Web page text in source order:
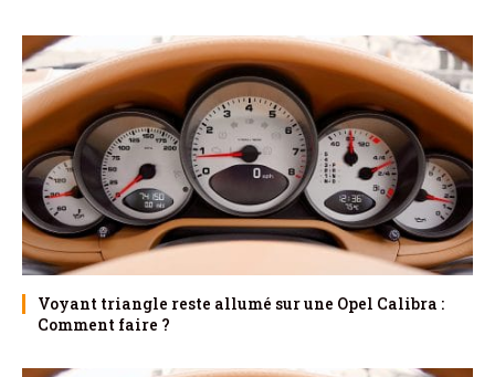
Voyant triangle reste allumé sur une Opel Calibra :
Comment faire ?